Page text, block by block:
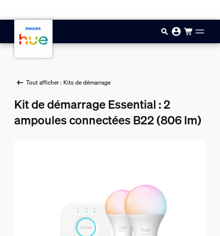
Tout afficher : Kits de démarrage
Kit de démarrage Essential : 2
ampoules connectées B22 (806 lm)